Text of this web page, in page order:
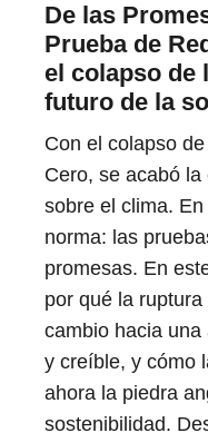
De las
Prueba de
el colapso de
futuro de la
Con el colapso
Cero, se acabó
sobre el clima.
norma: las
promesas. En
por qué la
cambio hacia
y creíble, y cómo
ahora la piedra
sostenibilidad.